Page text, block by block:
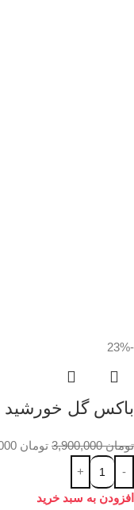
-23%
باکس گل خورشید
تومان3,900,000 تومان
افزودن به سبد خرید